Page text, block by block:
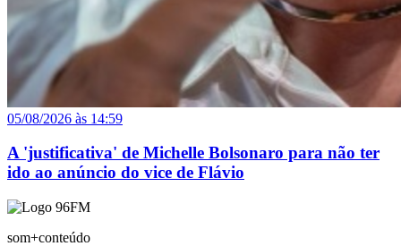
05/08/2026 às 14:59
A 'justificativa' de Michelle Bolsonaro para não ter
ido ao anúncio do vice de Flávio
som+conteúdo